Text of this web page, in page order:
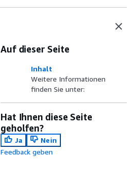
Auf dieser Seite
Inhalt
Weitere Informationen
finden Sie unter:
Hat Ihnen diese Seite
geholfen?
Ja
Nein
Feedback geben